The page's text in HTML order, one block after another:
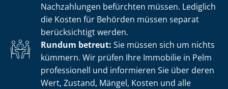
Nachzahlungen befürchten müssen. Lediglich
die Kosten für Behörden müssen separat
berücksichtigt werden.
Rundum betreut: Sie müssen sich um nichts
kümmern. Wir prüfen Ihre Immobilie in Pelm
professionell und informieren Sie über deren
Wert, Zustand, Mängel, Kosten und alle